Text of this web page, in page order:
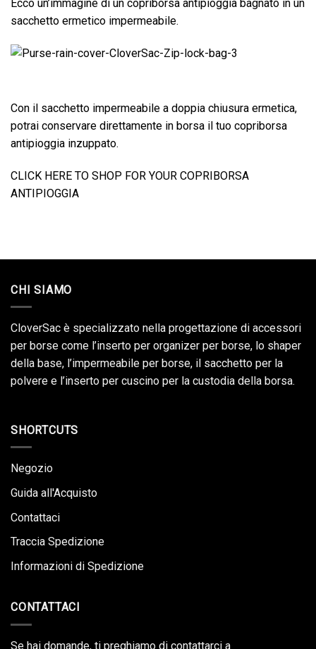
Ecco un’immagine di un copriborsa antipioggia bagnato in un
sacchetto ermetico impermeabile.
Con il sacchetto impermeabile a doppia chiusura ermetica,
potrai conservare direttamente in borsa il tuo copriborsa
antipioggia inzuppato.
CLICK HERE TO SHOP FOR YOUR COPRIBORSA
ANTIPIOGGIA
CHI SIAMO
CloverSac è specializzato nella progettazione di accessori
per borse come l’inserto per organizer per borse, lo shaper
della base, l’impermeabile per borse, il sacchetto per la
polvere e l’inserto per cuscino per la custodia della borsa.
SHORTCUTS
Negozio
Guida all'Acquisto
Contattaci
Traccia Spedizione
Informazioni di Spedizione
CONTATTACI
Se hai domande, ti preghiamo di contattarci a